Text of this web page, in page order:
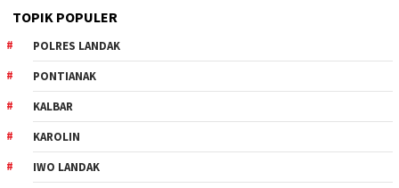
TOPIK POPULER
POLRES LANDAK
PONTIANAK
KALBAR
KAROLIN
IWO LANDAK